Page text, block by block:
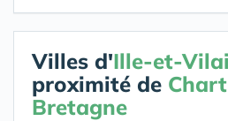
Villes d'Ille-et-
proximité de
Bretagne